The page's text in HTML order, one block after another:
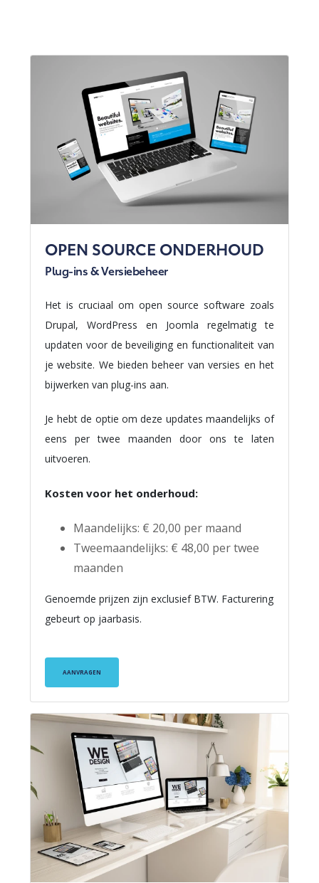
OPEN SOURCE ONDERHOUD
Plug-ins & Versiebeheer
Het is cruciaal om open source software zoals
Drupal, WordPress en Joomla regelmatig te
updaten voor de beveiliging en functionaliteit van
je website. We bieden beheer van versies en het
bijwerken van plug-ins aan.
Je hebt de optie om deze updates maandelijks of
eens per twee maanden door ons te laten
uitvoeren.
Kosten voor het onderhoud:
Maandelijks: € 20,00 per maand
Tweemaandelijks: € 48,00 per twee
maanden
Genoemde prijzen zijn exclusief BTW. Facturering
gebeurt op jaarbasis.
AANVRAGEN